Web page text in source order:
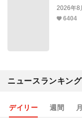
2026年8
6404
ニュースランキング
デイリー 週間